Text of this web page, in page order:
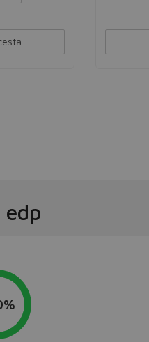
edp